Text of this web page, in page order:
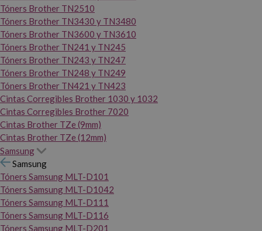
Tóners Brother TN2510
Tóners Brother TN3430 y TN3480
Tóners Brother TN3600 y TN3610
Tóners Brother TN241 y TN245
Tóners Brother TN243 y TN247
Tóners Brother TN248 y TN249
Tóners Brother TN421 y TN423
Cintas Corregibles Brother 1030 y 1032
Cintas Corregibles Brother 7020
Cintas Brother TZe (9mm)
Cintas Brother TZe (12mm)
Samsung
Samsung
Tóners Samsung MLT-D101
Tóners Samsung MLT-D1042
Tóners Samsung MLT-D111
Tóners Samsung MLT-D116
Tóners Samsung MLT-D201